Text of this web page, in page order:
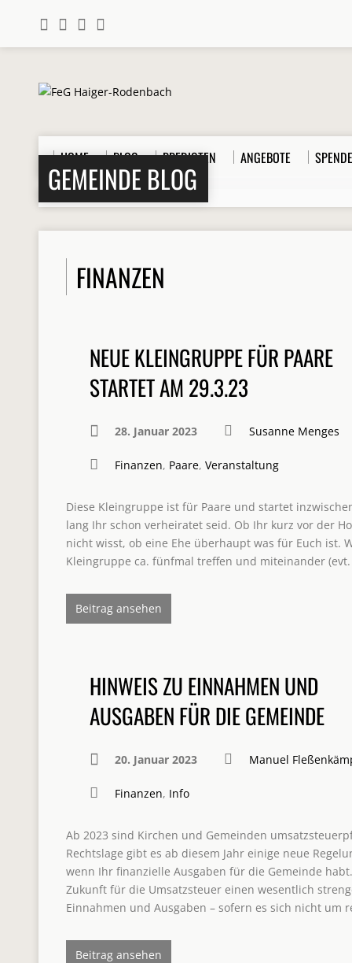
HOME BLOG PREDIGTEN ANGEBOTE
GEMEINDE BLOG
Home> Beiträge > Finanzen
FINANZEN
NEUE KLEINGRUPPE FÜR PAARE
STARTET AM 29.3.23
28. Januar 2023 Susanne Menges
Finanzen, Paare, Veranstaltung
Diese Kleingruppe ist für Paare und startet
lang Ihr schon verheiratet seid. Ob Ihr kurz vor der
nicht wisst, ob eine Ehe überhaupt was für Euch ist.
Kleingruppe ca. fünfmal treffen und miteinander
Beitrag ansehen
HINWEIS ZU EINNAHMEN UND
AUSGABEN FÜR DIE GEMEINDE
20. Januar 2023 Manuel
Finanzen, Info
Ab 2023 sind Kirchen und Gemeinden
Rechtslage gibt es ab diesem Jahr einige neue
wenn Ihr finanzielle Ausgaben für die Gemeinde
Zukunft für die Umsatzsteuer einen wesentlich
Einnahmen und Ausgaben – sofern es sich nicht um
Beitrag ansehen